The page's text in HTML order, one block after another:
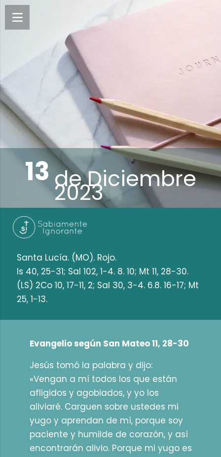
13 deDiciembre
2023
Santa Lucía. (MO). Rojo.
Is 40, 25-31; Sal 102, 1-4. 8. 10; Mt 11, 28-30.
(LS) 2Co 10, 17-11, 2; Sal 30, 3-4. 6.8. 16-17; Mt
25, 1-13.
Evangelio según San Mateo 11, 28-30
Jesús tomó la palabra y dijo:
«Vengan a mí todos los que están
afligidos y agobiados, y yo los
aliviaré. Carguen sobre ustedes mi
yugo y aprendan de mí, porque soy
paciente y humilde de corazón, y así
encontrarán alivio. Porque mi yugo es